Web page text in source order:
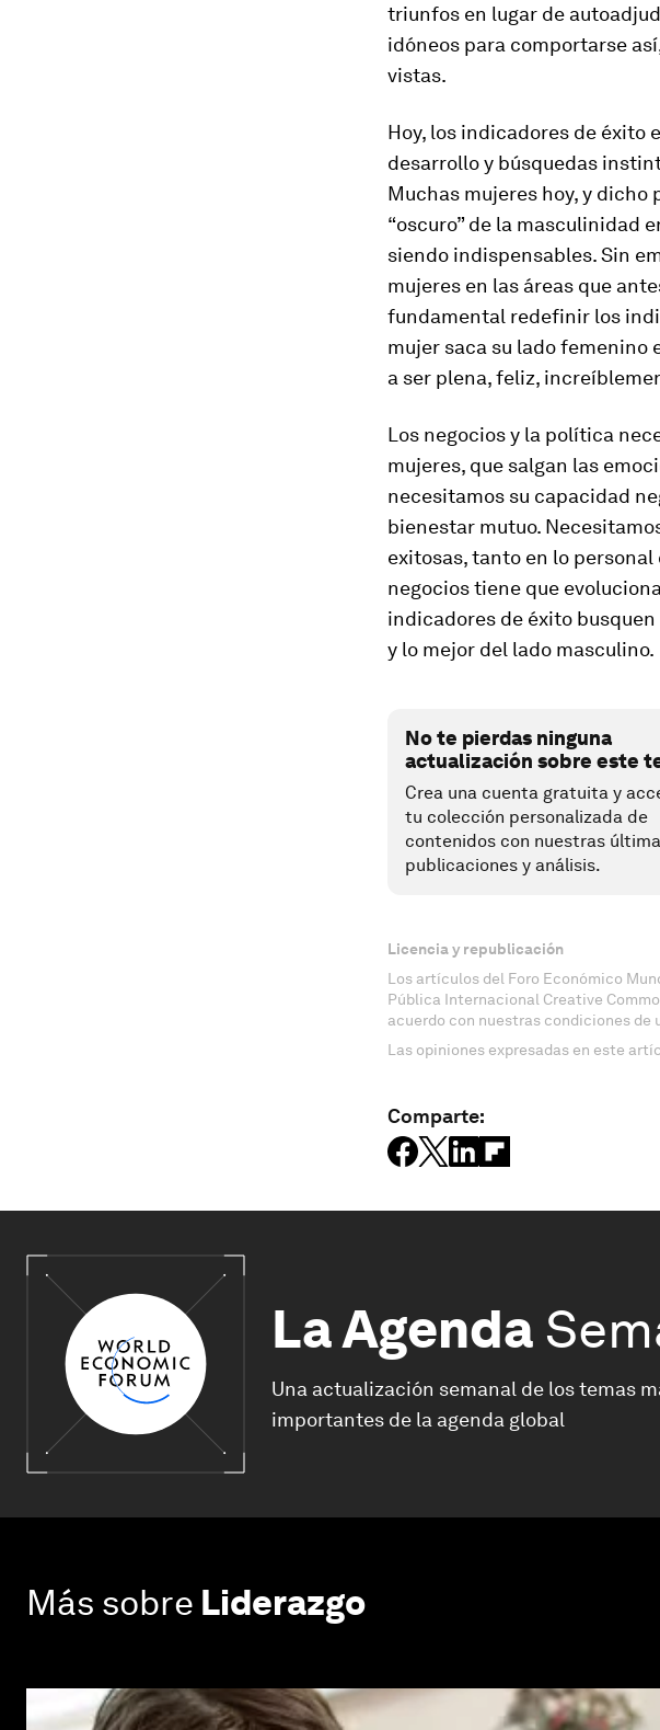
triunfos en lugar de
idóneos para compor­tarse
vistas.
Hoy, los indicadores de éxito
desarrollo y búsque­das
Muchas mujeres hoy, y dicho
“oscuro” de la masculinidad
siendo indispensables. Sin
mujeres en las áreas que
fundamental redefinir los
mujer saca su lado femenino
a ser plena, feliz,
Los negocios y la política
mujeres, que salgan las
necesitamos su capacidad
bienestar mu­tuo.
exitosas, tanto en lo
negocios tiene que
indicadores de éxito
y lo mejor del lado masculino.
No te pierdas ninguna
actualización sobre este
Crea una cuenta gratuita y
tu colección personalizada de
contenidos con nuestras
publicaciones y análisis.
Licencia y republicación
Los artículos del Foro Económico
Pública Internacional Creative
acuerdo con nuestras condiciones de
Las opiniones expresadas en este
Comparte:
La Agenda
Una actualización semanal de los temas
importantes de la agenda global
Más sobre Liderazgo